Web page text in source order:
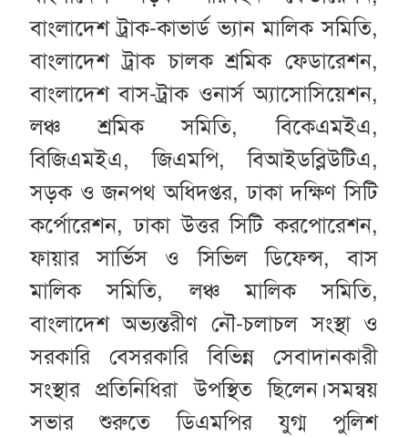
বাংলাদেশ ট্রাক-কাভার্ড ভ্যান মালিক সমিতি,
বাংলাদেশ ট্রাক চালক শ্রমিক ফেডারেশন,
বাংলাদেশ বাস-ট্রাক ওনার্স অ্যাসোসিয়েশন,
লঞ্চ শ্রমিক সমিতি, বিকেএমইএ,
বিজিএমইএ, জিএমপি, বিআইডব্লিউটিএ,
সড়ক ও জনপথ অধিদপ্তর, ঢাকা দক্ষিণ সিটি
কর্পোরেশন, ঢাকা উত্তর সিটি করপোরেশন,
ফায়ার সার্ভিস ও সিভিল ডিফেন্স, বাস
মালিক সমিতি, লঞ্চ মালিক সমিতি,
বাংলাদেশ অভ্যন্তরীণ নৌ-চলাচল সংস্থা ও
সরকারি বেসরকারি বিভিন্ন সেবাদানকারী
সংস্থার প্রতিনিধিরা উপস্থিত ছিলেন।সমন্বয়
সভার শুরুতে ডিএমপির যুগ্ম পুলিশ